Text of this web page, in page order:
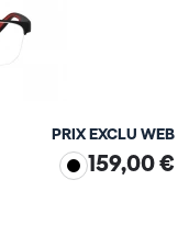
PRIX EXCLU WEB
159,00 €